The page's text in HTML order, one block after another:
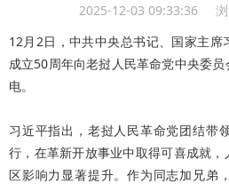
2025-12-03 09:33:36 浏
12月2日，中共中央总书记、国家主席
成立50周年向老挝人民革命党中央委
电。
习近平指出，老挝人民革命党团结带
行，在革新开放事业中取得可喜成就
区影响力显著提升。作为同志加兄弟